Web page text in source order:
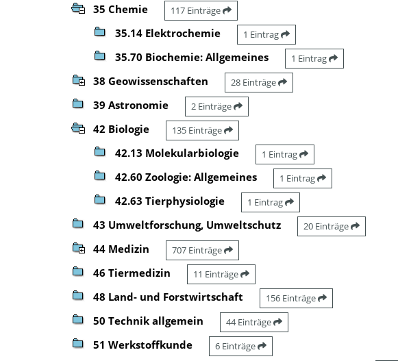
35 Chemie 117 Einträge
35.14 Elektrochemie 1 Eintrag
35.70 Biochemie: Allgemeines 1 Eintrag
38 Geowissenschaften 28 Einträge
39 Astronomie 2 Einträge
42 Biologie 135 Einträge
42.13 Molekularbiologie 1 Eintrag
42.60 Zoologie: Allgemeines 1 Eintrag
42.63 Tierphysiologie 1 Eintrag
43 Umweltforschung, Umweltschutz 20 Einträge
44 Medizin 707 Einträge
46 Tiermedizin 11 Einträge
48 Land- und Forstwirtschaft 156 Einträge
50 Technik allgemein 44 Einträge
51 Werkstoffkunde 6 Einträge